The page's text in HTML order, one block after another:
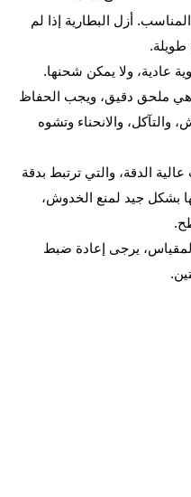
أزل البطارية إذا لم
طويلة.
هي ملحق دقيق، ويجب الحفاظ
والتآكل، والانحناء وتشوه
الدقة، والتي ترتبط بدقة
بشكل جيد لمنع الخدوش،
يرجى إعادة ضبط